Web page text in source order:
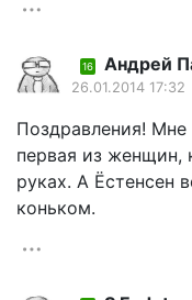
16 Андрей
26.01.2014 17:32
Поздравления!
первая из женщин,
руках. А Ёстенсен
коньком.